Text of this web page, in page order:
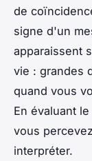
de
signe d'un
apparaissent
vie : grandes
quand vous
En évaluant
vous
interpréter.